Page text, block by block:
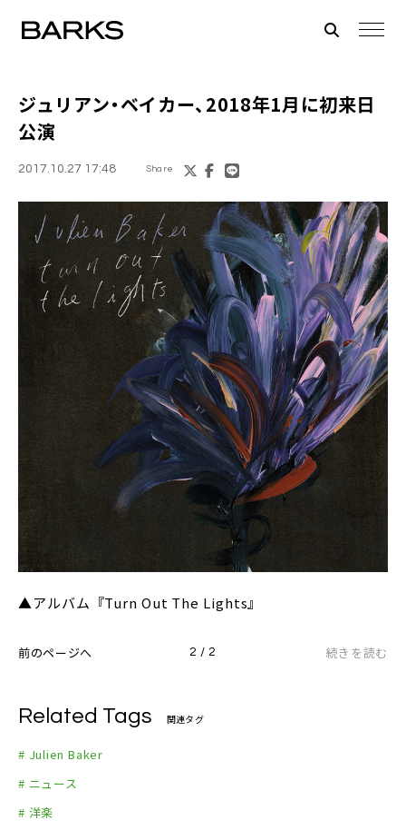
ジュリアン・ベイカー、2018年1月に初来日
公演
2017.10.27 17:48 Share
▲アルバム『Turn Out The Lights』
前のページへ 2 / 2 続きを読む
Related Tags 関連タグ
# Julien Baker
# ニュース
# 洋楽